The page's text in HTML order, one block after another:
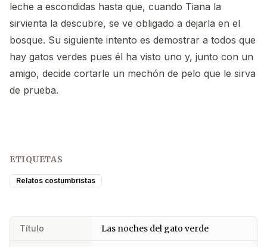
leche a escondidas hasta que, cuando Tiana la
sirvienta la descubre, se ve obligado a dejarla en el
bosque. Su siguiente intento es demostrar a todos que
hay gatos verdes pues él ha visto uno y, junto con un
amigo, decide cortarle un mechón de pelo que le sirva
de prueba.
ETIQUETAS
Relatos costumbristas
Título Las noches del gato verde